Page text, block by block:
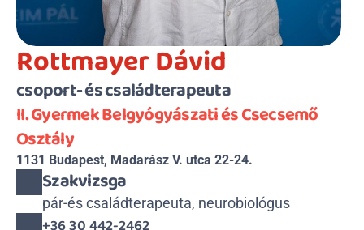
Rottmayer Dávid
csoport- és családterapeuta
II. Gyermek Belgyógyászati és Csecsemő
Osztály
1131 Budapest, Madarász V. utca 22-24.
Szakvizsga
pár-és családterapeuta, neurobiológus